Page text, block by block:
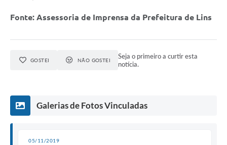
Fonte: Assessoria de Imprensa da Prefeitura de Lins
GOSTEI NÃO GOSTEI
Seja o primeiro a curtir esta
notícia.
Galerias de Fotos Vinculadas
05/11/2019